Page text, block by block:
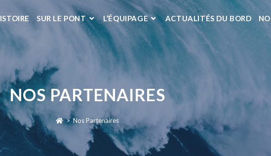
SUR LE PONT L’ÉQUIPAGE ACTUALITÉS DU BORD
NOS PARTENAIRES
> Nos Partenaires